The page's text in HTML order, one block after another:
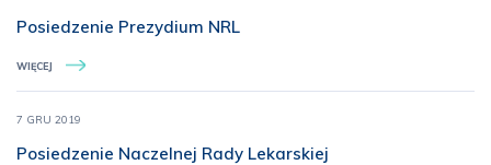
Posiedzenie Prezydium NRL
WIĘCEJ
7 GRU 2019
Posiedzenie Naczelnej Rady Lekarskiej